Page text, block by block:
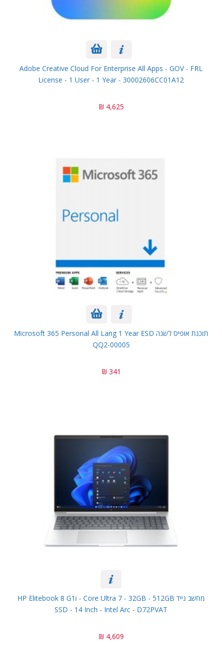
Adobe Creative Cloud For Enterprise All Apps - GOV - FRL
License - 1 User - 1 Year - 30002606CC01A12
4,625 ₪
תוכנת אופיס לשנה Microsoft 365 Personal All Lang 1 Year ESD
QQ2-00005
341 ₪
מחשב נייד HP Elitebook 8 G1i - Core Ultra 7 - 32GB - 512GB
SSD - 14 Inch - Intel Arc - D72PVAT
4,609 ₪